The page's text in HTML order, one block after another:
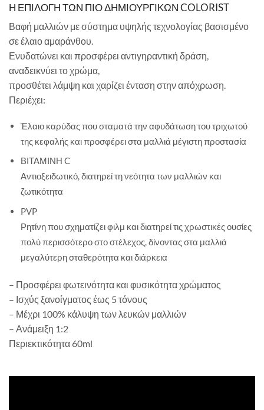
Η ΕΠΙΛΟΓΗ ΤΩΝ ΠΙΟ ΔΗΜΙΟΥΡΓΙΚΩΝ COLORIST
Βαφή μαλλιών με σύστημα υψηλής τεχνολογίας βασισμένο
σε έλαιο αμαράνθου.
Ενυδατώνει και προσφέρει αντιγηραντική δράση,
αναδεικνύει το χρώμα,
προσθέτει λάμψη και χαρίζει ένταση στην απόχρωση.
Περιέχει:
Έλαιο καρύδας που σταματά την αφυδάτωση του τριχωτού
της κεφαλής και προσφέρει στα μαλλιά μέγιστη προστασία
ΒΙΤΑΜΙΝΗ C
Αντιοξειδωτικό, διατηρεί τη νεότητα των μαλλιών και
ζωτικότητα
PVP
Ρητίνη που σχηματίζει φιλμ και διατηρεί τις χρωστικές ουσίες
πολύ περισσότερο στο στέλεχος, δίνοντας στα μαλλιά
μεγαλύτερη σταθερότητα και διάρκεια
– Προσφέρει φωτεινότητα και φυσικότητα χρώματος
– Ισχύς ξανοίγματος έως 5 τόνους
– Μέχρι 100% κάλυψη των λευκών μαλλιών
– Ανάμειξη 1:2
Περιεκτικότητα 60ml